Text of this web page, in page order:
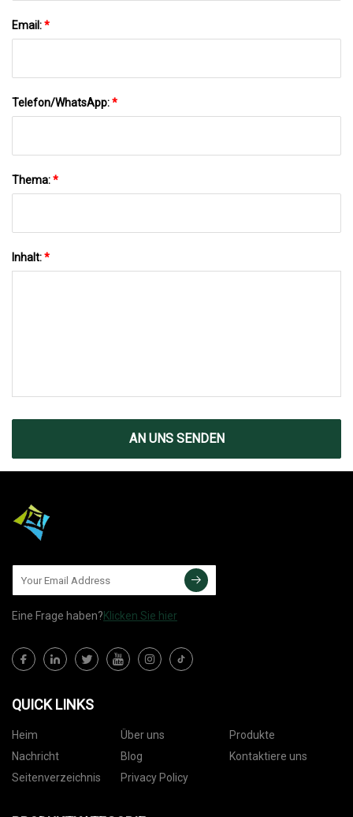
Email:*
Telefon/WhatsApp:*
Thema:*
Inhalt:*
AN UNS SENDEN
Eine Frage haben?Klicken Sie hier
QUICK LINKS
Heim Über uns
Produkte
Nachricht
Blog
Kontaktiere uns
Seitenverzeichnis
Privacy Policy